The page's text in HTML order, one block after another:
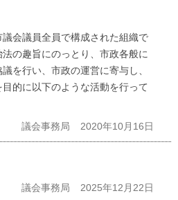
会議員全員で構成された組織で
の趣旨にのっとり、市政各般に
を行い、市政の運営に寄与し、
的に以下のような活動を行って
議会事務局 2020年10月16日
議会事務局 2025年12月22日